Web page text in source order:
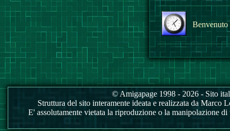
© Amigapage 1998 - 2026 - Sito
Struttura del sito interamente ideata e realizzata da
E' assolutamente vietata la riproduzione o la manipolazione